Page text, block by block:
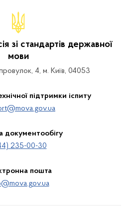
зі стандартів державної
мови
4, м. Київ, 04053
підтримки іспиту
документообігу
235-00-30
пошта